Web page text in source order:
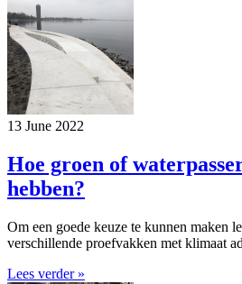
13 June 2022
Hoe groen of
hebben?
Om een goede keuze te kunnen maken
verschillende proefvakken met klimaat
Lees verder »